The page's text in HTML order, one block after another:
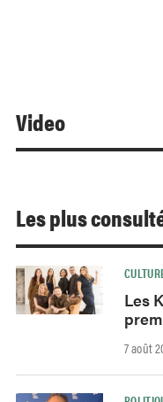
Video
Les plus
Les
7 août